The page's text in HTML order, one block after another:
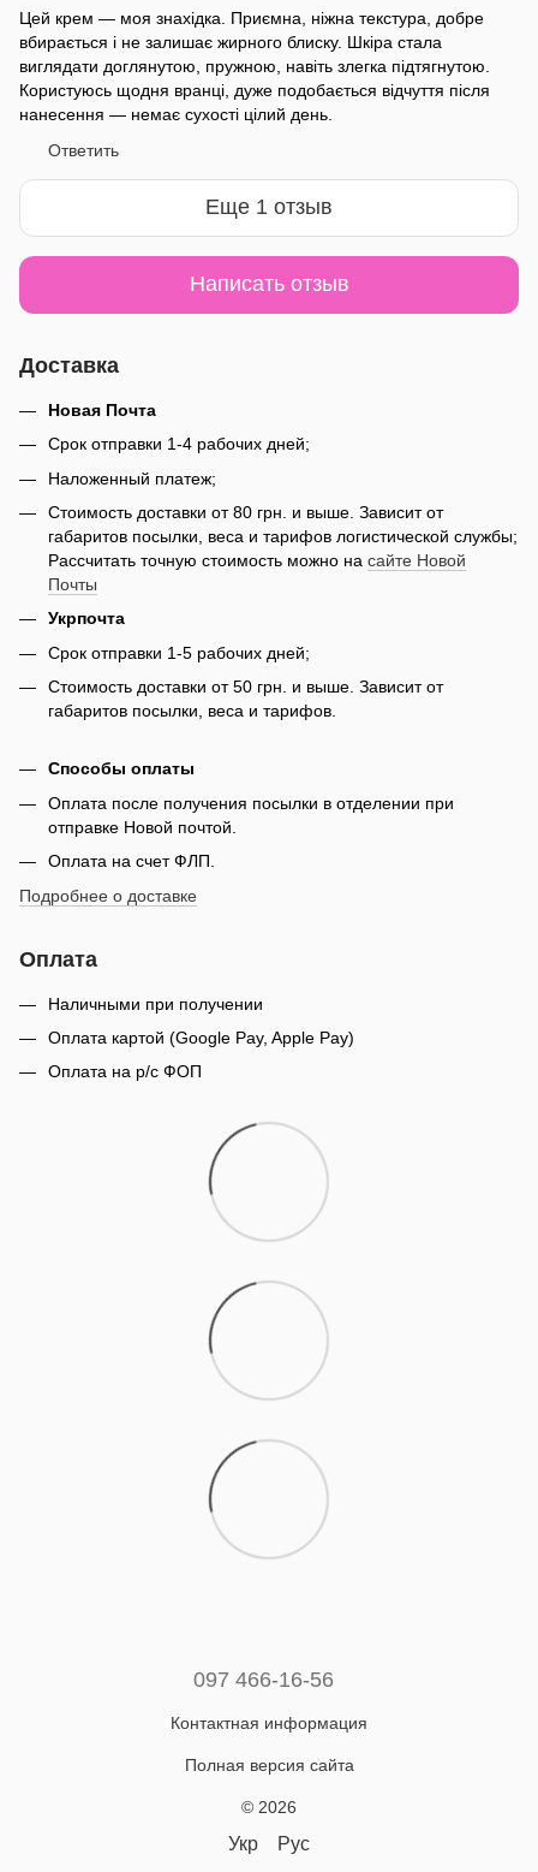
Цей крем — моя знахідка. Приємна, ніжна текстура, добре
вбирається і не залишає жирного блиску. Шкіра стала
виглядати доглянутою, пружною, навіть злегка підтягнутою.
Користуюсь щодня вранці, дуже подобається відчуття після
нанесення — немає сухості цілий день.
Ответить
Еще 1 отзыв
Написать отзыв
Доставка
Новая Почта
Срок отправки 1-4 рабочих дней;
Наложенный платеж;
Стоимость доставки от 80 грн. и выше. Зависит от
габаритов посылки, веса и тарифов логистической службы;
Рассчитать точную стоимость можно на сайте Новой
Почты
Укрпочта
Срок отправки 1-5 рабочих дней;
Стоимость доставки от 50 грн. и выше. Зависит от
габаритов посылки, веса и тарифов.
Способы оплаты
Оплата после получения посылки в отделении при
отправке Новой почтой.
Оплата на счет ФЛП.
Подробнее о доставке
Оплата
Наличными при получении
Оплата картой (Google Pay, Apple Pay)
Оплата на р/с ФОП
097 466-16-56
Контактная информация
Полная версия сайта
© 2026
Укр Рус